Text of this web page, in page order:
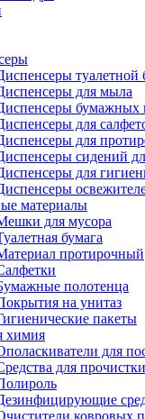
туалетной
для мыла
бумажных
для
для
сидений
для
материалы
для мусора
бумага
протирочный
полотенца
на унитаз
пакеты
химия
для
для
ковровых